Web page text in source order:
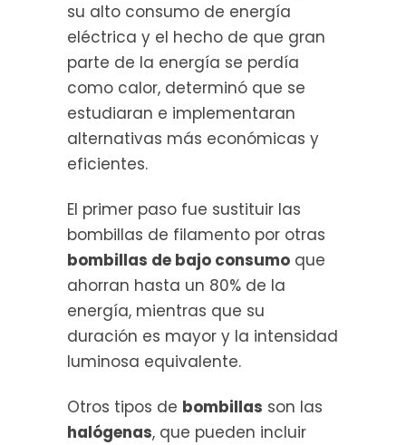
su alto consumo de energía
eléctrica y el hecho de que gran
parte de la energía se perdía
como calor, determinó que se
estudiaran e implementaran
alternativas más económicas y
eficientes.
El primer paso fue sustituir las
bombillas de filamento por otras
bombillas de bajo consumo que
ahorran hasta un 80% de la
energía, mientras que su
duración es mayor y la intensidad
luminosa equivalente.
Otros tipos de bombillas son las
halógenas, que pueden incluir